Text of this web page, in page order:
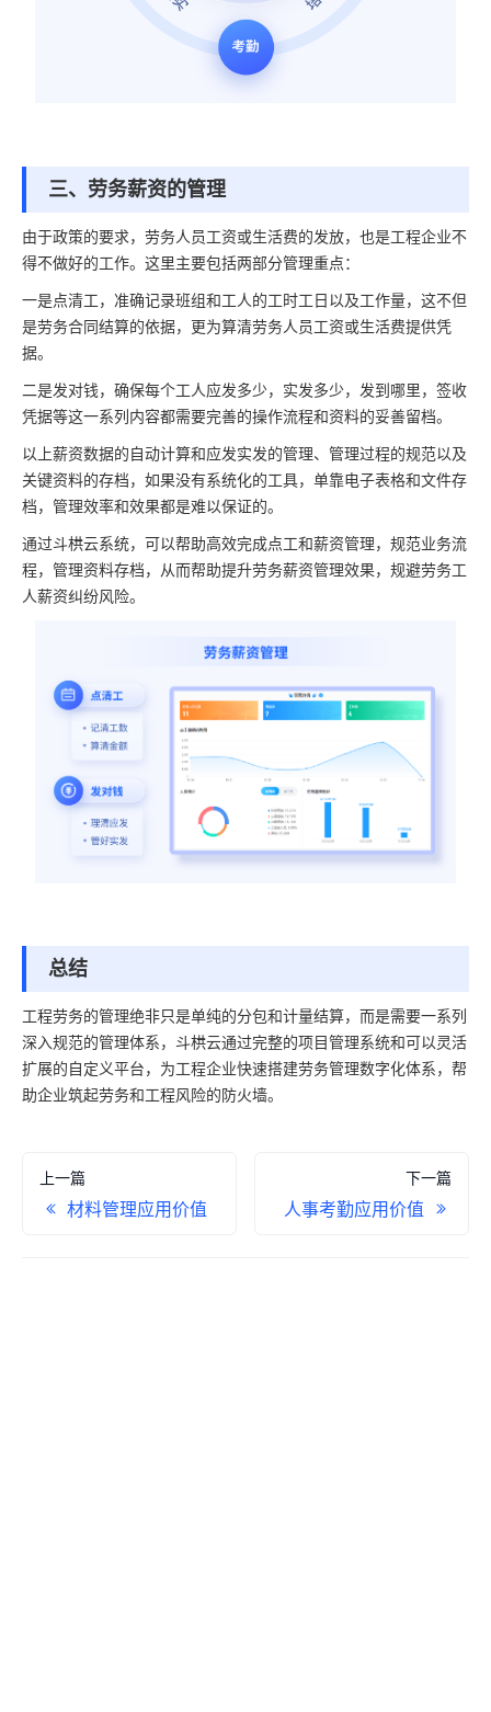
三、劳务薪资的管理
由于政策的要求，劳务人员工资或生活费的发放，也是工程企业不
得不做好的工作。这里主要包括两部分管理重点：
一是点清工，准确记录班组和工人的工时工日以及工作量，这不但
是劳务合同结算的依据，更为算清劳务人员工资或生活费提供凭
据。
二是发对钱，确保每个工人应发多少，实发多少，发到哪里，签收
凭据等这一系列内容都需要完善的操作流程和资料的妥善留档。
以上薪资数据的自动计算和应发实发的管理、管理过程的规范以及
关键资料的存档，如果没有系统化的工具，单靠电子表格和文件存
档，管理效率和效果都是难以保证的。
通过斗栱云系统，可以帮助高效完成点工和薪资管理，规范业务流
程，管理资料存档，从而帮助提升劳务薪资管理效果，规避劳务工
人薪资纠纷风险。
总结
工程劳务的管理绝非只是单纯的分包和计量结算，而是需要一系列
深入规范的管理体系，斗栱云通过完整的项目管理系统和可以灵活
扩展的自定义平台，为工程企业快速搭建劳务管理数字化体系，帮
助企业筑起劳务和工程风险的防火墙。
上一篇
材料管理应用价值
下一篇
人事考勤应用价值